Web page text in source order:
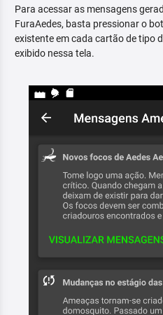
Para acessar as mensagens
FuraAedes, basta pressionar o
existente em cada cartão de tipo
exibido nessa tela.